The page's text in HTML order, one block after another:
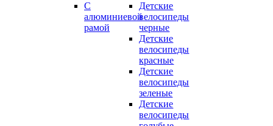
С
алюминиевой
рамой
Детские
велосипеды
черные
Детские
велосипеды
красные
Детские
велосипеды
зеленые
Детские
велосипеды